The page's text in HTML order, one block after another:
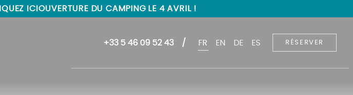
ICI OUVERTURE DU CAMPING LE 4 AVRIL !
+33 5 46 09 52 43 FR EN DE ES RÉSERVER